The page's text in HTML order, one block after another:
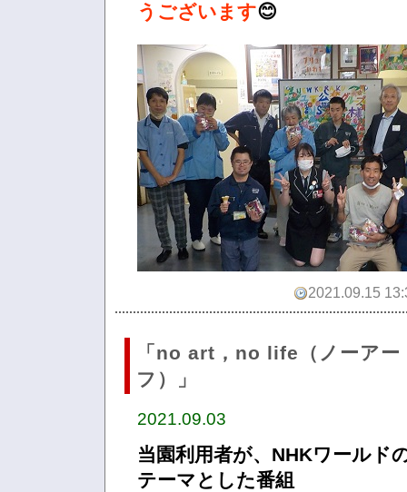
うございます😊
2021.09.15
「no art，no life（ノーアー
フ）」
2021.09.03
当園利用者が、NHKワールド
テーマとした番組